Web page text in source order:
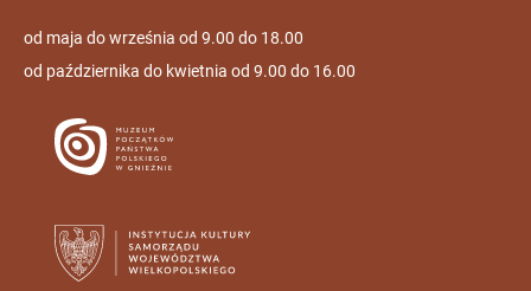
od maja do września od 9.00 do 18.00
od października do kwietnia od 9.00 do 16.00